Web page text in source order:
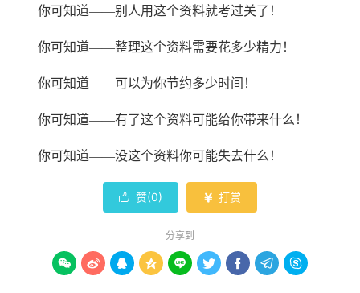
你可知道——别人用这个资料就考过关了！
你可知道——整理这个资料需要花多少精力 ！
你可知道——可以为你节约多少时间！
你可知道——有了这个资料可能给你带来什么！
你可知道——没这个资料你可能失去什么 ！
 赞(0)  打赏
分享到
        